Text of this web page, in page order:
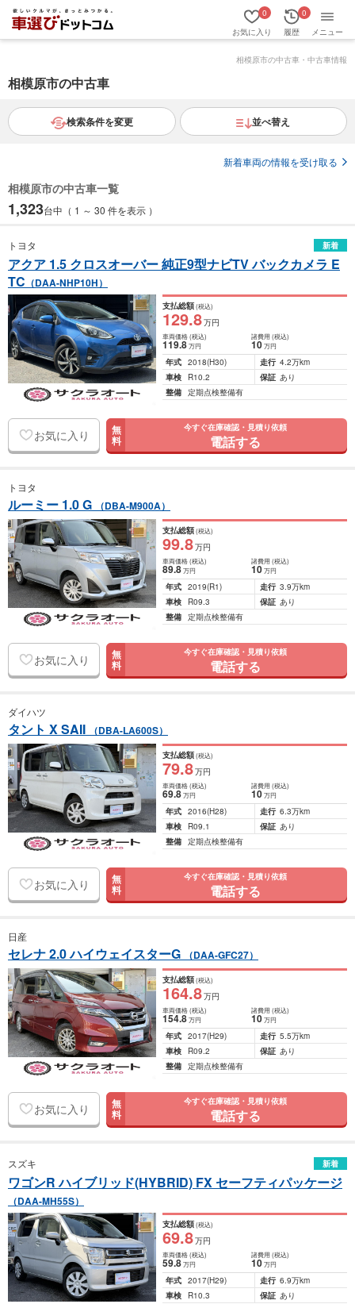
お気に入り
0
履歴
0
メニュー
相模原市の中古車・中古車情報
相模原市の中古車
検索条件を変更 並べ替え
新着車両の情報を受け取る
相模原市の中古車一覧
1,323台中（ 1 ～ 30 件を表示 ）
トヨタ 新着
アクア 1.5 クロスオーバー 純正9型ナビTV バックカメラ E
TC （DAA-NHP10H）
支払総額(税込)
129.8万円
車両価格(税込)
119.8万円
諸費用 (税込)
10 万円
年式 2018(H30) 走行 4.2万km
車検
R10.2 保証 あり
整備 定期点検整備有
お気に入り 無
料
今すぐ在庫確認・見積り依頼
電話する
トヨタ
ルーミー 1.0 G （DBA-M900A）
支払総額(税込)
99.8万円
車両価格(税込)
89.8万円
諸費用 (税込)
10 万円
年式 2019(R1) 走行 3.9万km
車検
R09.3 保証 あり
整備 定期点検整備有
お気に入り 無
料
今すぐ在庫確認・見積り依頼
電話する
ダイハツ
タント X SAII （DBA-LA600S）
支払総額(税込)
79.8万円
車両価格(税込)
69.8万円
諸費用 (税込)
10 万円
年式 2016(H28) 走行 6.3万km
車検
R09.1 保証 あり
整備 定期点検整備有
お気に入り 無
料
今すぐ在庫確認・見積り依頼
電話する
日産
セレナ 2.0 ハイウェイスターG （DAA-GFC27）
支払総額(税込)
164.8万円
車両価格(税込)
154.8万円
諸費用 (税込)
10 万円
年式 2017(H29) 走行 5.5万km
車検
R09.2 保証 あり
整備 定期点検整備有
お気に入り 無
料
今すぐ在庫確認・見積り依頼
電話する
スズキ 新着
ワゴンR ハイブリッド(HYBRID) FX セーフティパッケージ
（DAA-MH55S）
支払総額(税込)
69.8万円
車両価格(税込)
59.8万円
諸費用 (税込)
10 万円
年式 2017(H29) 走行 6.9万km
車検
R10.3 保証 あり